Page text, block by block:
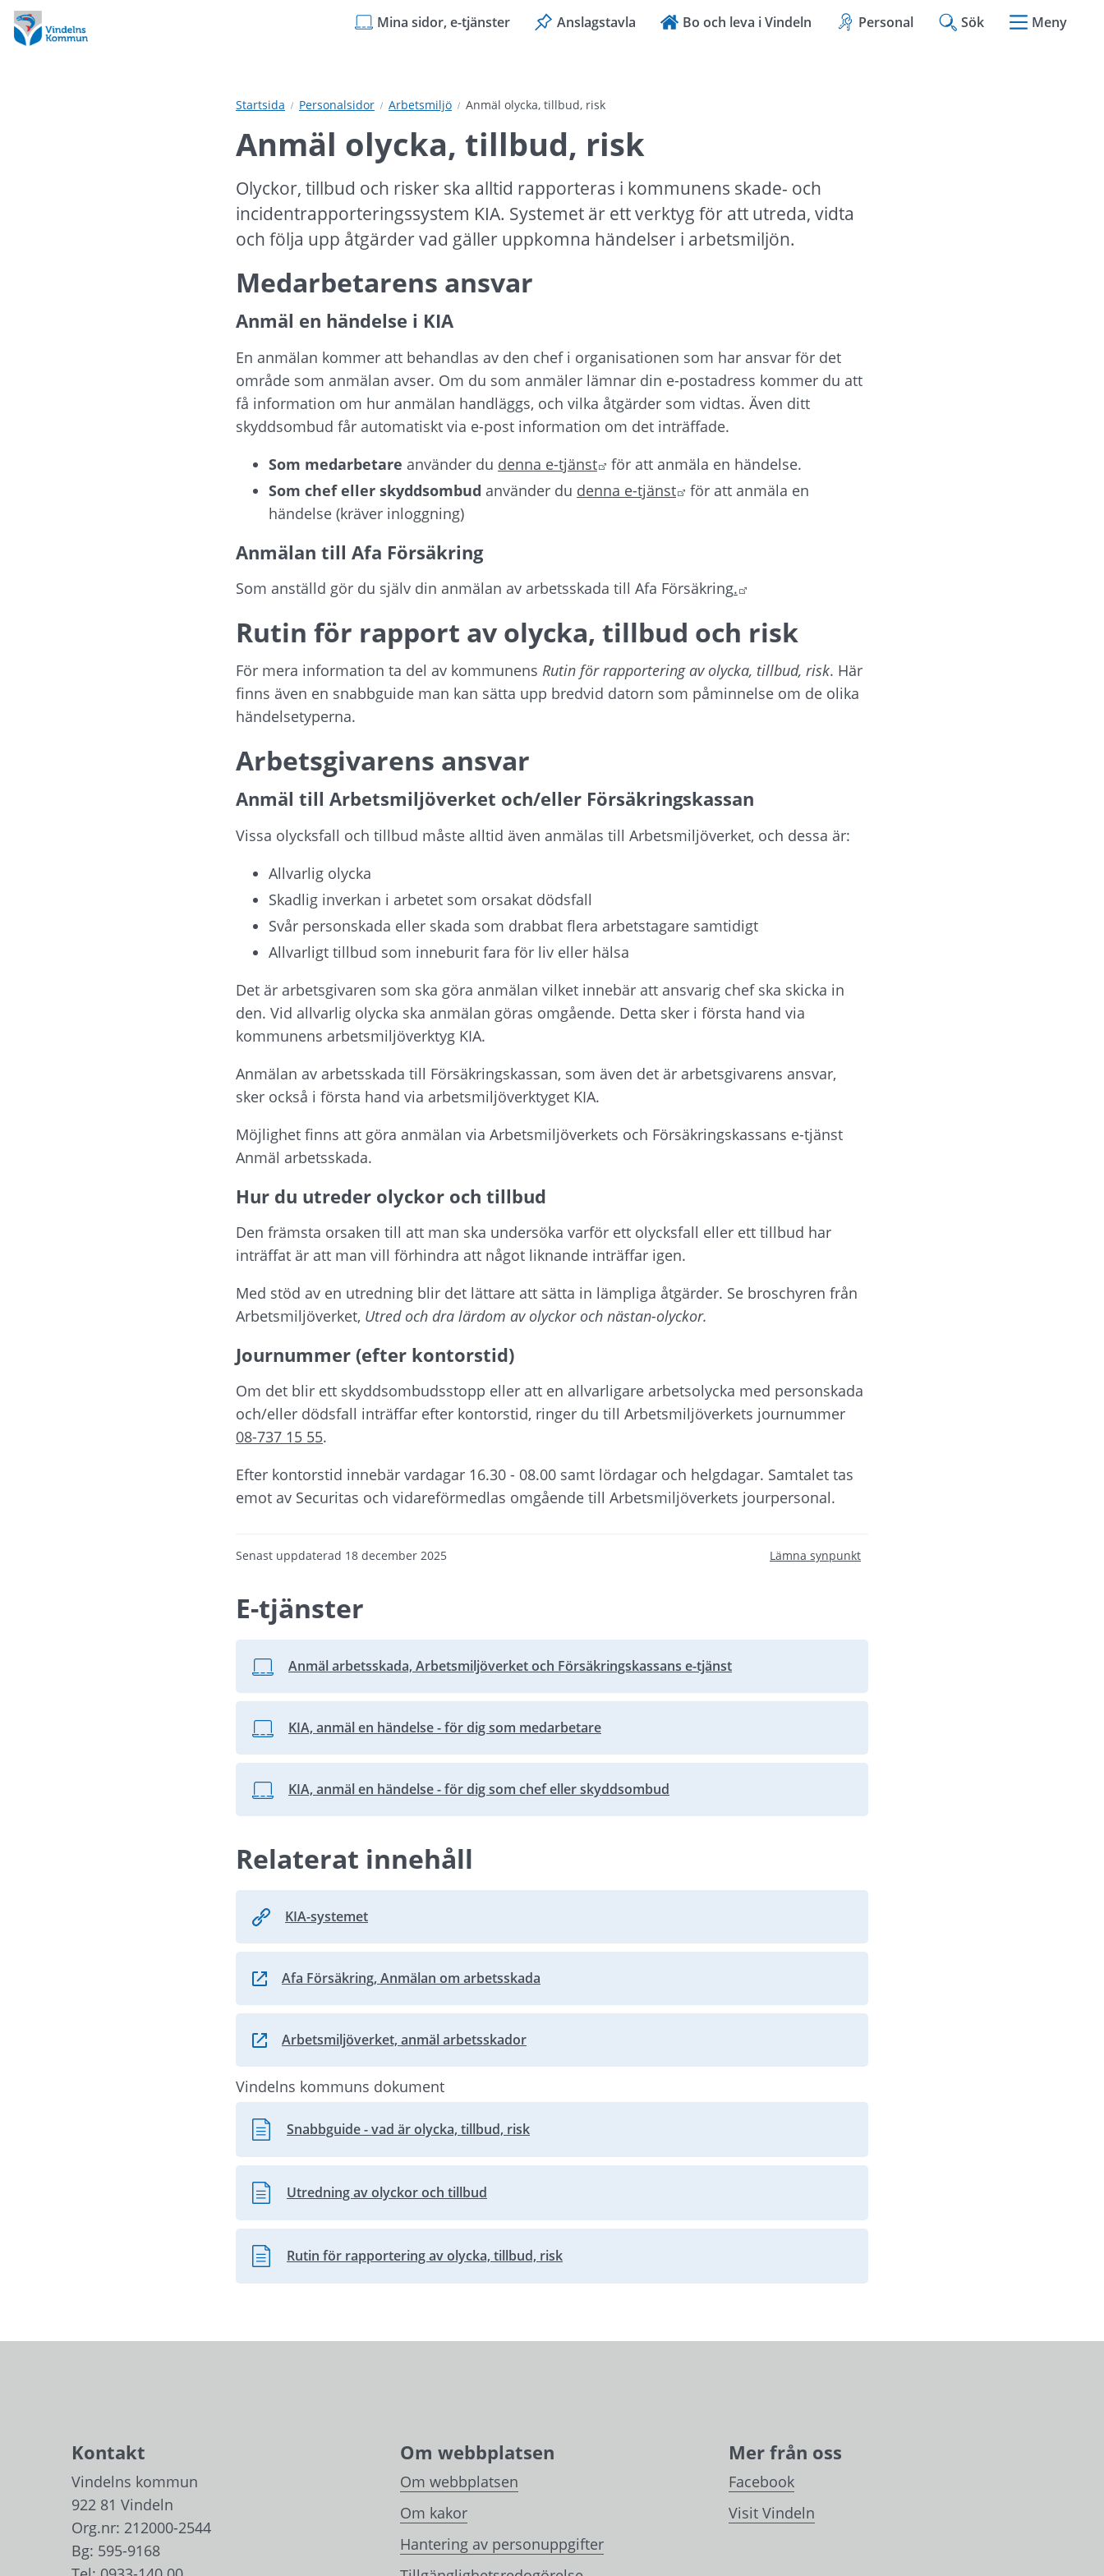
Hoppa
till
innehåll
Hoppa
till
undermeny
Mina sidor, e-tjänster Anslagstavla Bo och leva i Vindeln Personal Sök Meny
Startsida Personalsidor Arbetsmiljö Anmäl olycka, tillbud, risk
Anmäl olycka, tillbud, risk
Olyckor, tillbud och risker ska alltid rapporteras i kommunens skade- och
incidentrapporteringssystem KIA. Systemet är ett verktyg för att utreda, vidta
och följa upp åtgärder vad gäller uppkomna händelser i arbetsmiljön.
Medarbetarens ansvar
Anmäl en händelse i KIA
En anmälan kommer att behandlas av den chef i organisationen som har ansvar för det
område som anmälan avser. Om du som anmäler lämnar din e-postadress kommer du att
få information om hur anmälan handläggs, och vilka åtgärder som vidtas. Även ditt
skyddsombud får automatiskt via e-post information om det inträffade.
Som medarbetare använder du denna e-tjänst Länk till annan webbplats.
för att anmäla en händelse.
Som chef eller skyddsombud använder du denna e-tjänst Länk till annan webbplats.
för att anmäla en
händelse (kräver inloggning)
Anmälan till Afa Försäkring
Som anställd gör du själv din anmälan av arbetsskada till Afa Försäkring.
Rutin för rapport av olycka, tillbud och risk
För mera information ta del av kommunens Rutin för rapportering av olycka, tillbud, risk. Här
finns även en snabbguide man kan sätta upp bredvid datorn som påminnelse om de olika
händelsetyperna.
Arbetsgivarens ansvar
Anmäl till Arbetsmiljöverket och/eller Försäkringskassan
Vissa olycksfall och tillbud måste alltid även anmälas till Arbetsmiljöverket, och dessa är:
Allvarlig olycka
Skadlig inverkan i arbetet som orsakat dödsfall
Svår personskada eller skada som drabbat flera arbetstagare samtidigt
Allvarligt tillbud som inneburit fara för liv eller hälsa
Det är arbetsgivaren som ska göra anmälan vilket innebär att ansvarig chef ska skicka in
den. Vid allvarlig olycka ska anmälan göras omgående. Detta sker i första hand via
kommunens arbetsmiljöverktyg KIA.
Anmälan av arbetsskada till Försäkringskassan, som även det är arbetsgivarens ansvar,
sker också i första hand via arbetsmiljöverktyget KIA.
Möjlighet finns att göra anmälan via Arbetsmiljöverkets och Försäkringskassans e-tjänst
Anmäl arbetsskada.
Hur du utreder olyckor och tillbud
Den främsta orsaken till att man ska undersöka varför ett olycksfall eller ett tillbud har
inträffat är att man vill förhindra att något liknande inträffar igen.
Med stöd av en utredning blir det lättare att sätta in lämpliga åtgärder. Se broschyren från
Arbetsmiljöverket, Utred och dra lärdom av olyckor och nästan-olyckor.
Journummer (efter kontorstid)
Om det blir ett skyddsombudsstopp eller att en allvarligare arbetsolycka med personskada
08-737 15 55.
Efter kontorstid innebär vardagar 16.30 - 08.00 samt lördagar och helgdagar. Samtalet tas
emot av Securitas och vidareförmedlas omgående till Arbetsmiljöverkets jourpersonal.
Senast uppdaterad 18 december 2025 Lämna synpunkt
E-tjänster
Anmäl arbetsskada, Arbetsmiljöverket och Försäkringskassans e-tjänst
Länk till annan webbplats.
KIA, anmäl en händelse - för dig som medarbetare
Länk till annan webbplats, öppnas i nytt fönster.
KIA, anmäl en händelse - för dig som chef eller skyddsombud
Länk till annan webbplats, öppnas i nytt fönster.
Relaterat innehåll
KIA-systemet
Afa Försäkring, Anmälan om arbetsskada
Länk till annan webbplats.
Arbetsmiljöverket, anmäl arbetsskador
Länk till annan webbplats.
Vindelns kommuns dokument
Snabbguide - vad är olycka, tillbud, risk
Pdf, 207 kB.
Utredning av olyckor och tillbud
Pdf, 339.9 kB.
Rutin för rapportering av olycka, tillbud, risk
Pdf, 275.3 kB.
Kontakt
Vindelns kommun
922 81 Vindeln
Org.nr: 212000-2544
Bg: 595-9168
Om webbplatsen
Om webbplatsen
Om kakor
Hantering av personuppgifter
Mer från oss
Facebook
Visit Vindeln